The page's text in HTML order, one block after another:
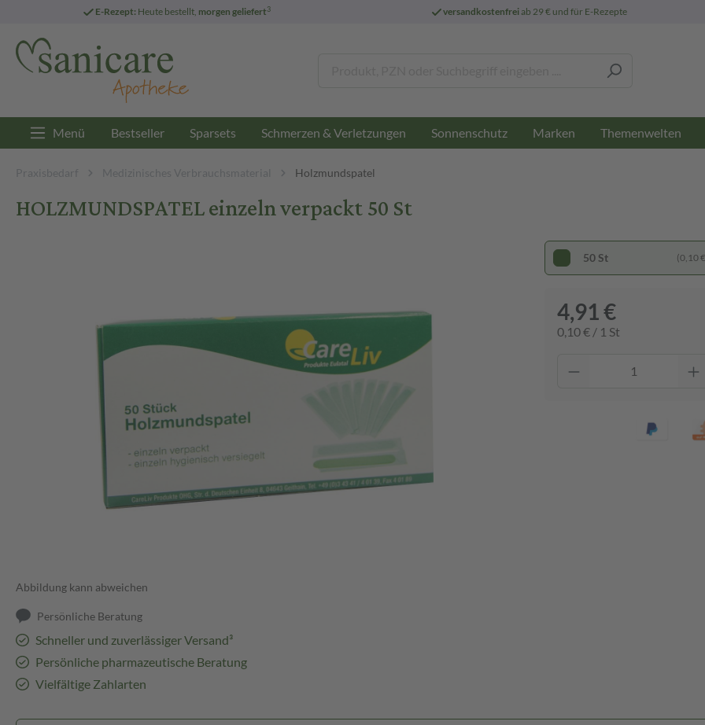
E-Rezept: Heute bestellt, morgen geliefert3 versandkostenfreiab 29 € und für E-Rezepte
Menü Bestseller Sparsets Schmerzen & Verletzungen Sonnenschutz Marken Themenwelten
Praxisbedarf Medizinisches Verbrauchsmaterial Holzmundspatel
HOLZMUNDSPATEL einzeln verpackt 50 St
Abbildung kann abweichen
Persönliche Beratung
Schneller und zuverlässiger Versand³
Persönliche pharmazeutische Beratung
Vielfältige Zahlarten
50 St (0,10
4,91 €
0,10 € / 1 St